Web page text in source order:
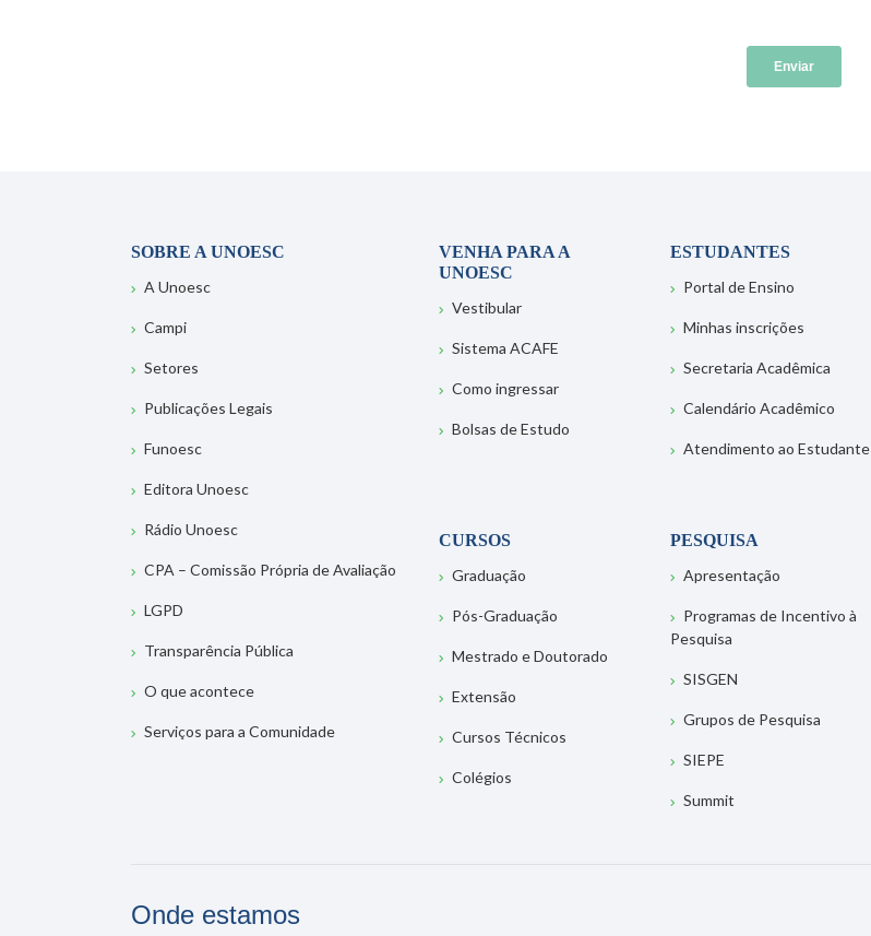
SOBRE A UNOESC
A Unoesc
Campi
Setores
Publicações Legais
Funoesc
Editora Unoesc
Rádio Unoesc
CPA – Comissão Própria de Avaliação
LGPD
Transparência Pública
O que acontece
Serviços para a Comunidade
VENHA PARA A
UNOESC
Vestibular
Sistema ACAFE
Como ingressar
Bolsas de Estudo
ESTUDANTES
Portal de Ensino
Minhas inscrições
Secretaria Acadêmica
Calendário Acadêmico
Atendimento ao Estudante
CURSOS
Graduação
Pós-Graduação
Mestrado e Doutorado
Extensão
Cursos Técnicos
Colégios
PESQUISA
Apresentação
Programas de Incentivo à
Pesquisa
SISGEN
Grupos de Pesquisa
SIEPE
Summit
Onde estamos